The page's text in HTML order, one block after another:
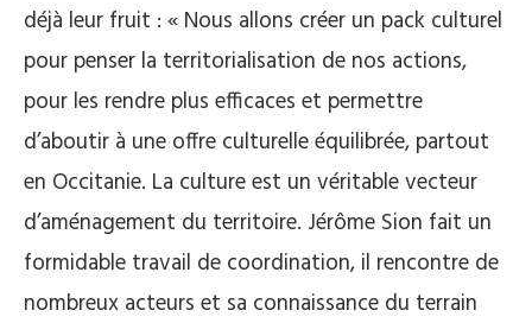
déjà leur fruit : « Nous allons créer un pack culturel
pour penser la territorialisation de nos actions,
pour les rendre plus efficaces et permettre
d’aboutir à une offre culturelle équilibrée, partout
en Occitanie. La culture est un véritable vecteur
d’aménagement du territoire. Jérôme Sion fait un
formidable travail de coordination, il rencontre de
nombreux acteurs et sa connaissance du terrain